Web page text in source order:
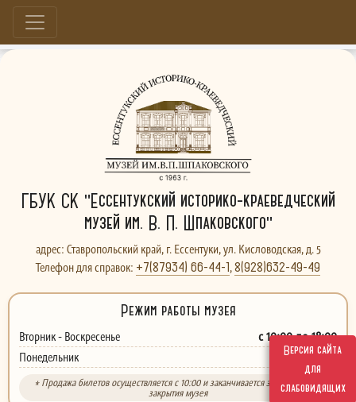
Версия сайта
для
слабовидящих
Больше, чем музей...
ГБУК СК "Ессентукский историко-краеведческий
музей им. В. П. Шпаковского"
адрес: Ставропольский край, г. Ессентуки, ул. Кисловодская, д. 5
Телефон для справок: +7(87934) 66-44-1,8(928)632-49-49
Режим работы музея
Вторник - Воскресенье с 10:00 до 18:00
Понедельник выходной
* Продажа билетов осуществляется с 10:00 и заканчивается за 30 минут до
закрытия музея